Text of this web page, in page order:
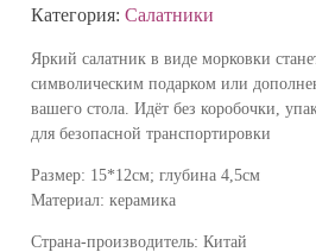
Категория:Салатники
Яркий салатник в виде морковки
символическим подарком или
вашего стола. Идёт без коробочки,
для безопасной транспортировки
Размер: 15*12см; глубина 4,5см
Материал: керамика
Страна-производитель: Китай